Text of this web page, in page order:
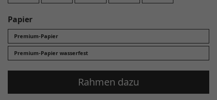
Papier
Premium-Papier
Premium-Papier wasserfest
Rahmen dazu